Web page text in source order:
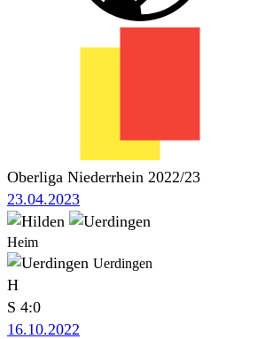
Oberliga Niederrhein 2022/23
23.04.2023
Heim
Uerdingen
H
S 4:0
16.10.2022